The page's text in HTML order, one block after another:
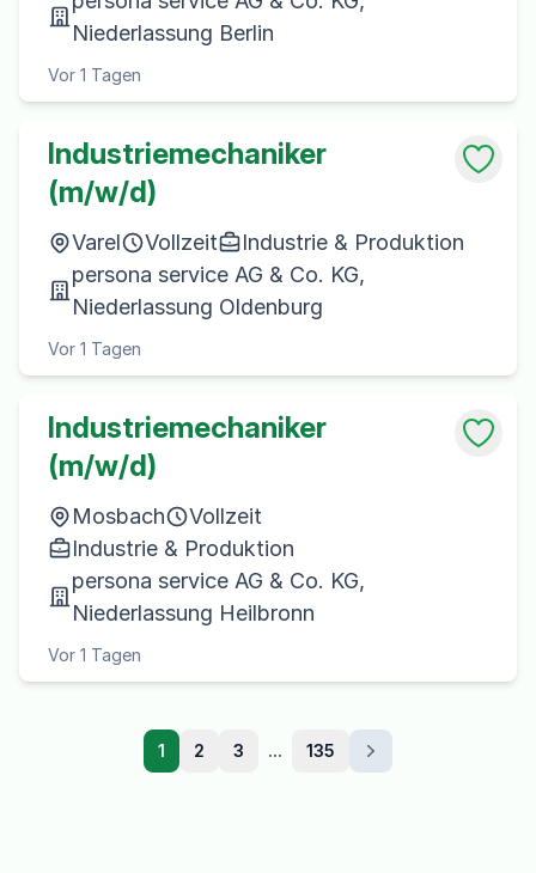
Niederlassung Berlin
Vor 1 Tagen
Industriemechaniker
(m/w/d)
Varel Vollzeit
Industrie & Produktion
persona service AG & Co. KG,
Niederlassung Oldenburg
Vor 1 Tagen
Industriemechaniker
(m/w/d)
Mosbach
Vollzeit
Industrie & Produktion
persona service AG & Co. KG,
Niederlassung Heilbronn
Vor 1 Tagen
1 2 3 ... 135
Weiter